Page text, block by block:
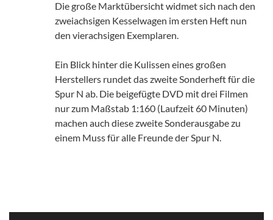
Die große Marktübersicht widmet sich nach den
zweiachsigen Kesselwagen im ersten Heft nun
den vierachsigen Exemplaren.
Ein Blick hinter die Kulissen eines großen
Herstellers rundet das zweite Sonderheft für die
Spur N ab. Die beigefügte DVD mit drei Filmen
nur zum Maßstab 1:160 (Laufzeit 60 Minuten)
machen auch diese zweite Sonderausgabe zu
einem Muss für alle Freunde der Spur N.